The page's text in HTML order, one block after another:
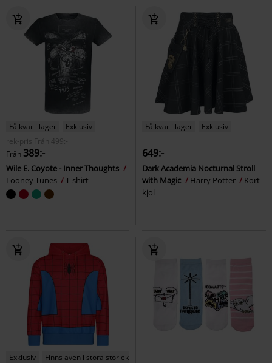
Få kvar i lager
Exklusiv
rek-pris
Från
499:-
Från 389:-
Wile E. Coyote - Inner Thoughts
Looney Tunes
T-shirt
Få kvar i lager Exklusiv
649:-
Dark Academia Nocturnal Stroll
with Magic
Harry Potter
Kort
kjol
Exklusiv
Finns även i stora storlekar